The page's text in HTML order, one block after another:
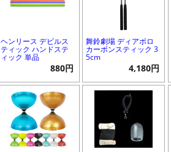
ヘンリース デビルス
ティック ハンドステ
ィック 単品
880円
舞鈴劇場 ディアボロ
カーボンスティック 3
5cm
4,180円